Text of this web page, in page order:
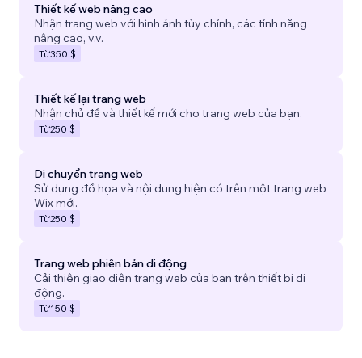
Thiết kế web nâng cao
Nhận trang web với hình ảnh tùy chỉnh, các tính năng
nâng cao, v.v.
Từ350 $
Thiết kế lại trang web
Nhận chủ đề và thiết kế mới cho trang web của bạn.
Từ250 $
Di chuyển trang web
Sử dụng đồ họa và nội dung hiện có trên một trang web
Wix mới.
Từ250 $
Trang web phiên bản di động
Cải thiện giao diện trang web của bạn trên thiết bị di
động.
Từ150 $